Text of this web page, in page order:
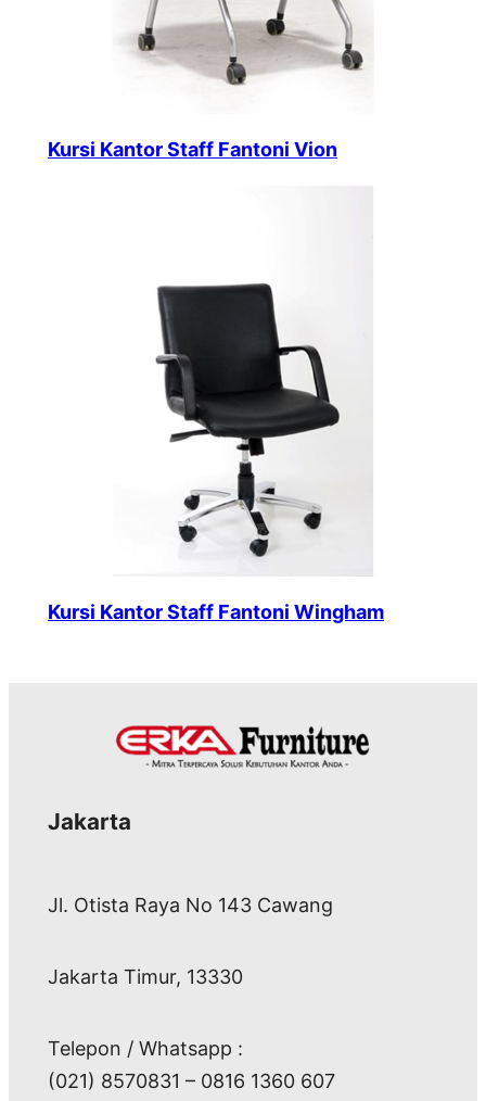
Kursi Kantor Staff Fantoni Vion
Kursi Kantor Staff Fantoni Wingham
Jakarta
Jl. Otista Raya No 143 Cawang
Jakarta Timur, 13330
Telepon / Whatsapp :
(021) 8570831 – 0816 1360 607